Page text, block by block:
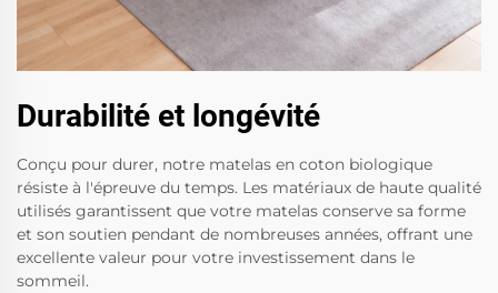
Durabilité et longévité
Conçu pour durer, notre matelas en coton biologique
résiste à l'épreuve du temps. Les matériaux de haute qualité
utilisés garantissent que votre matelas conserve sa forme
et son soutien pendant de nombreuses années, offrant une
excellente valeur pour votre investissement dans le
sommeil.